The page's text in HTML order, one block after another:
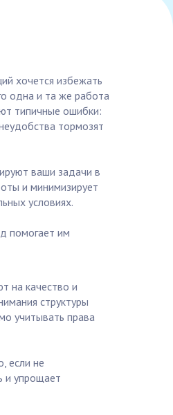
хочется избежать
одна и та же работа
типичные ошибки:
тормозят
ваши задачи в
и минимизирует
условиях.
помогает им
на качество и
структуры
учитывать права
если не
и упрощает